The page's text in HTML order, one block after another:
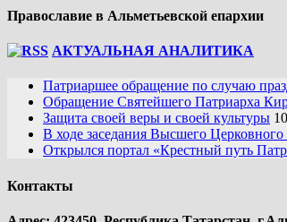
Православие в Альметьевской епархии
АКТУАЛЬНАЯ АНАЛИТИКА
Патриаршее обращение по случаю
Обращение Святейшего Патриарха
Защита своей веры и своей культуры
В ходе заседания Высшего
Открылся портал «Крестный путь
Контакты